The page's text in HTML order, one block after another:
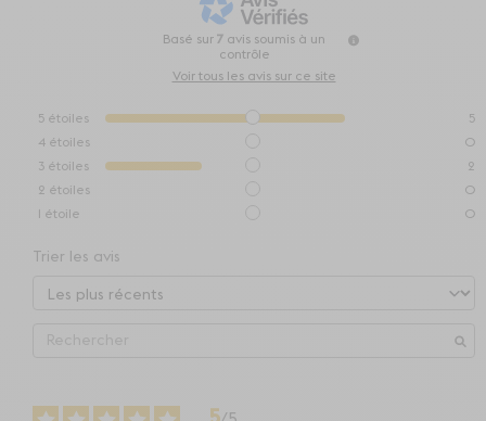
Basé sur 7 avis soumis à un
contrôle
Voir tous les avis sur ce site
5 étoiles
5
4 étoiles
0
3 étoiles
2
2 étoiles
0
1 étoile 0
Trier les avis